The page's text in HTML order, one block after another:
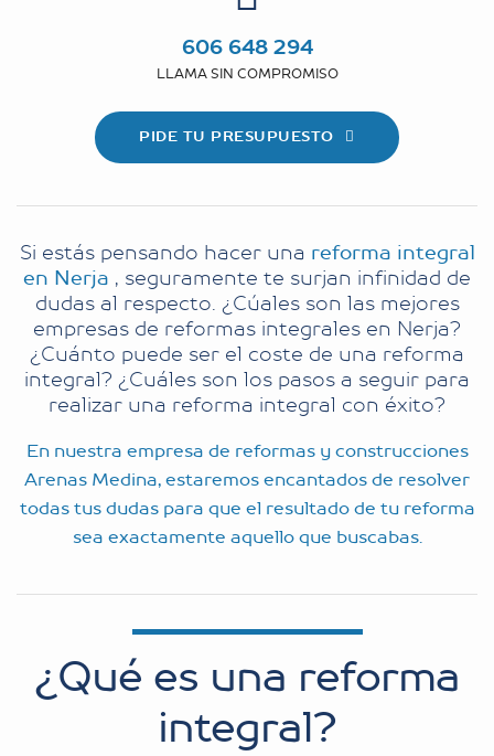
606 648 294
LLAMA SIN COMPROMISO
PIDE TU PRESUPUESTO
Si estás pensando hacer una reforma integral
en Nerja , seguramente te surjan infinidad de
dudas al respecto. ¿Cúales son las mejores
empresas de reformas integrales en Nerja?
¿Cuánto puede ser el coste de una reforma
integral? ¿Cuáles son los pasos a seguir para
realizar una reforma integral con éxito?
En nuestra empresa de reformas y construcciones
Arenas Medina, estaremos encantados de resolver
todas tus dudas para que el resultado de tu reforma
sea exactamente aquello que buscabas.
¿Qué es una reforma
integral?